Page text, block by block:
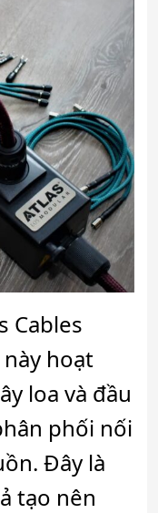
Cables
này hoạt
loa và đầu
phối nối
Đây là
tạo nên